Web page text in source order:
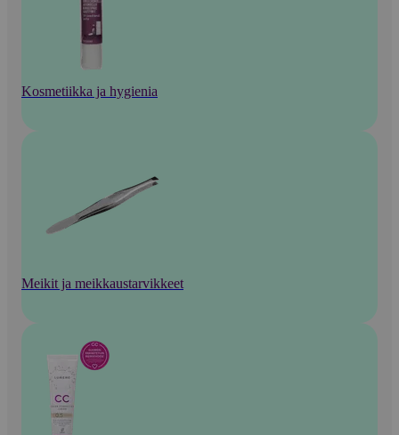
Kosmetiikka ja hygienia
Meikit ja meikkaustarvikkeet